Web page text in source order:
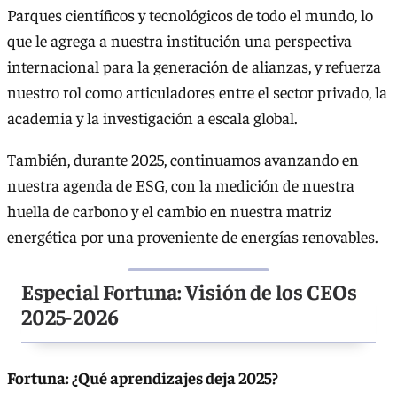
Parques científicos y tecnológicos de todo el mundo, lo
que le agrega a nuestra institución una perspectiva
internacional para la generación de alianzas, y refuerza
nuestro rol como articuladores entre el sector privado, la
academia y la investigación a escala global.
También, durante 2025, continuamos avanzando en
nuestra agenda de ESG, con la medición de nuestra
huella de carbono y el cambio en nuestra matriz
energética por una proveniente de energías renovables.
Especial Fortuna: Visión de los CEOs
2025-2026
Fortuna: ¿Qué aprendizajes deja 2025?